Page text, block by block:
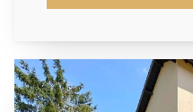
Parc de Saint Cloud.
agréable terrasse avec
entièrement aménagée
cuisson. L'espace nuit